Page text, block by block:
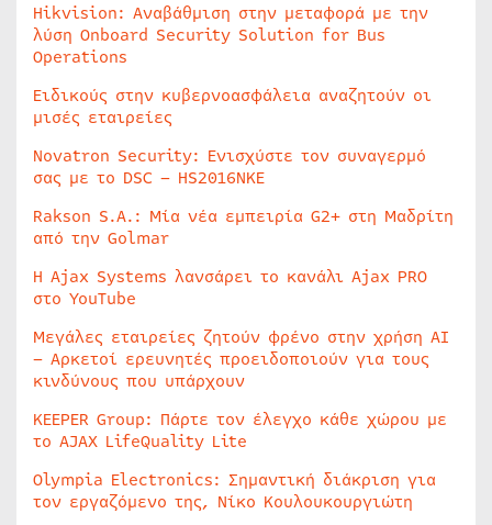
Hikvision: Αναβάθμιση στην μεταφορά με την
λύση Onboard Security Solution for Bus
Operations
Ειδικούς στην κυβερνοασφάλεια αναζητούν οι
μισές εταιρείες
Novatron Security: Ενισχύστε τον συναγερμό
σας με το DSC – HS2016NKE
Rakson S.A.: Μία νέα εμπειρία G2+ στη Μαδρίτη
από την Golmar
Η Ajax Systems λανσάρει το κανάλι Ajax PRO
στο YouTube
Μεγάλες εταιρείες ζητούν φρένο στην χρήση AI
– Αρκετοί ερευνητές προειδοποιούν για τους
κινδύνους που υπάρχουν
KEEPER Group: Πάρτε τον έλεγχο κάθε χώρου με
το AJAX LifeQuality Lite
Olympia Electronics: Σημαντική διάκριση για
τον εργαζόμενο της, Νίκο Κουλουκουργιώτη